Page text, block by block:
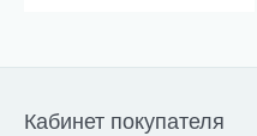
Кабинет покупателя